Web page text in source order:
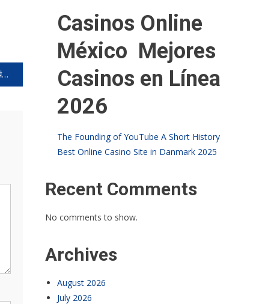
मनुस्मृतीदिनी दहन दिनी क्रांतीस्थंभाला अभिवादन महिलांच्या प्रगतीमध्ये डॉ. बाबासाहेब आंबेडकरांचे योगदान मोलाचे – आनंदराज आंबेडकर
Casinos Online
México ️ Mejores
Casinos en Línea
2026
The Founding of YouTube A Short History
Best Online Casino Site in Danmark 2025
Recent Comments
No comments to show.
Archives
August 2026
July 2026